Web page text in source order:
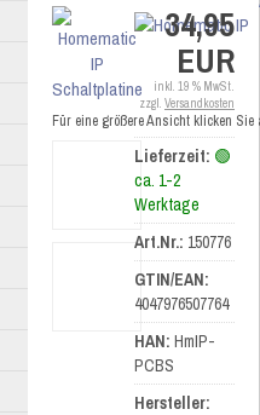
Für eine größere Ansicht klicken
34,95
EUR
inkl. 19 % MwSt.
zzgl. Versandkosten
Lieferzeit: 🟢
ca. 1-2
Werktage
Art.Nr.: 150776
GTIN/EAN:
4047976507764
HAN: HmIP-
PCBS
Hersteller: